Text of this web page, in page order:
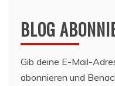
BLOG
Gib deine E-Mail-
abonnieren und